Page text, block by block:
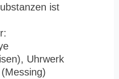
ist
Uhrwerk